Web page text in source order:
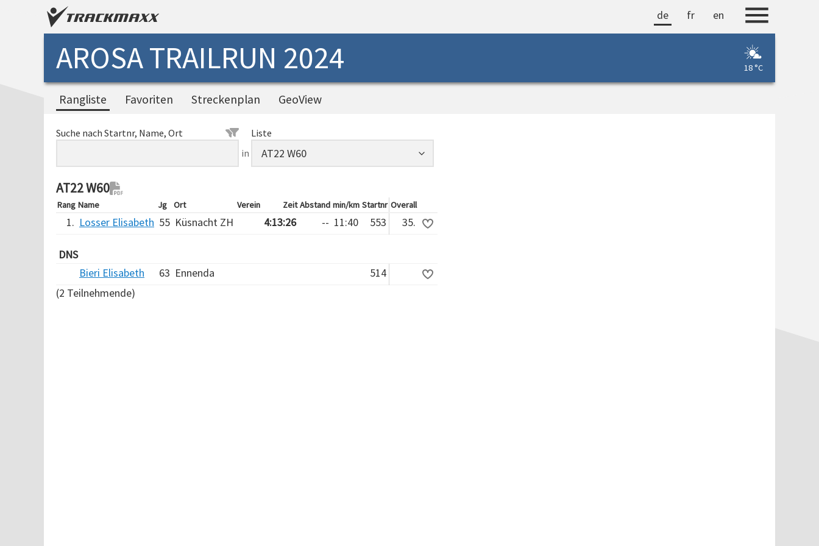
de fr en
AROSA TRAILRUN 2024 18 °C
Rangliste Favoriten Streckenplan GeoView
Suche nach Startnr, Name, Ort
in
Liste
AT22 W60
Rang Name Jg Ort Verein Zeit Abstand min/km Startnr Overall
1. Losser Elisabeth 55 Küsnacht ZH 4:13:26 -- 11:40 553 35.
DNS
Bieri Elisabeth
63 Ennenda
514
(2 Teilnehmende)